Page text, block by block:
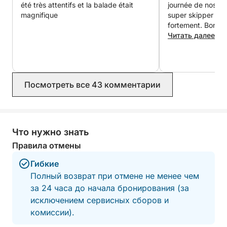
été très attentifs et la balade était
magnifique
journée de nos
super skipper ☺️. Je recommande
fortement. Bon apéritif et un skipper
d’une grande
Читать далее
Посмотреть все 43 комментарии
Что нужно знать
Правила отмены
Гибкие
Полный возврат при отмене не менее чем
за 24 часа до начала бронирования (за
исключением сервисных сборов и
комиссии).